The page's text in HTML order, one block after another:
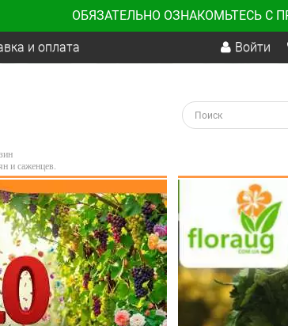
ОБЯЗАТЕЛЬНО ОЗНАКОМЬТЕСЬ С
и оплата Войти
и саженцев.